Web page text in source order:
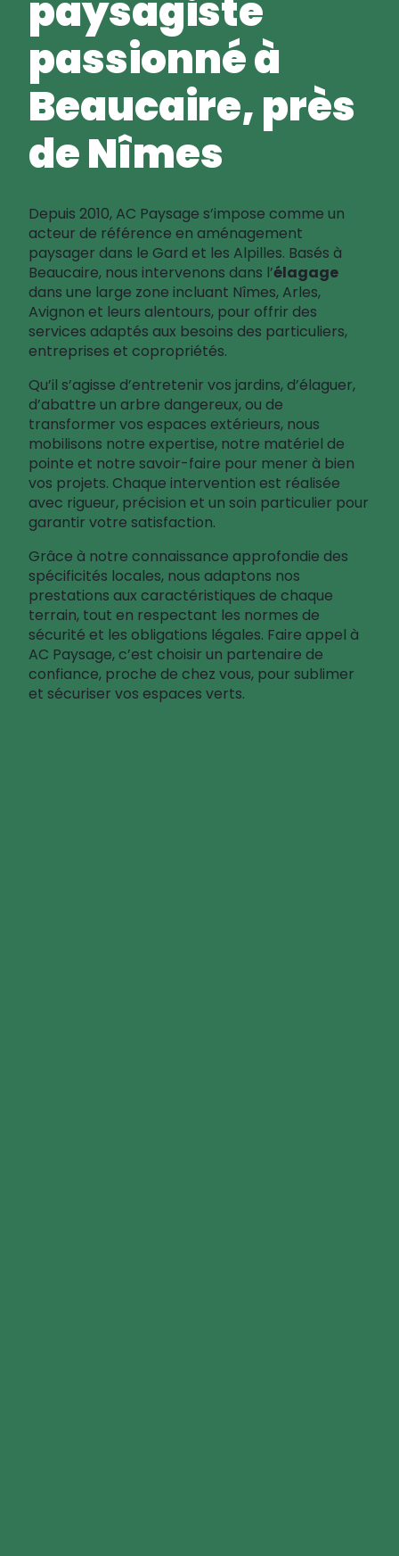
paysagiste
passionné à
Beaucaire, près
de Nîmes
Depuis 2010, AC Paysage s’impose comme un
acteur de référence en aménagement
paysager dans le Gard et les Alpilles. Basés à
Beaucaire, nous intervenons dans l’élagage
dans une large zone incluant Nîmes, Arles,
Avignon et leurs alentours, pour offrir des
services adaptés aux besoins des particuliers,
entreprises et copropriétés.
Qu’il s’agisse d’entretenir vos jardins, d’élaguer,
d’abattre un arbre dangereux, ou de
transformer vos espaces extérieurs, nous
mobilisons notre expertise, notre matériel de
pointe et notre savoir-faire pour mener à bien
vos projets. Chaque intervention est réalisée
avec rigueur, précision et un soin particulier pour
garantir votre satisfaction.
Grâce à notre connaissance approfondie des
spécificités locales, nous adaptons nos
prestations aux caractéristiques de chaque
terrain, tout en respectant les normes de
sécurité et les obligations légales. Faire appel à
AC Paysage, c’est choisir un partenaire de
confiance, proche de chez vous, pour sublimer
et sécuriser vos espaces verts.